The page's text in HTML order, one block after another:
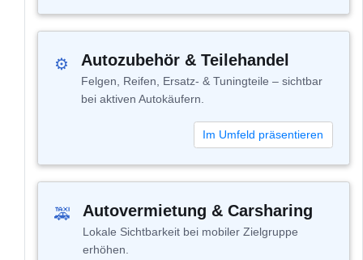
⚙ Autozubehör & Teilehandel
Felgen, Reifen, Ersatz- & Tuningteile – sichtbar
bei aktiven Autokäufern.
Im Umfeld präsentieren
🚕 Autovermietung & Carsharing
Lokale Sichtbarkeit bei mobiler Zielgruppe
erhöhen.